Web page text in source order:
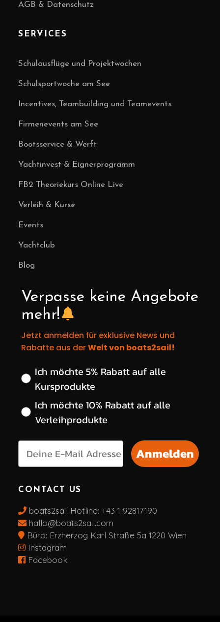
AGB & Datenschutz
SERVICES
Schulausflüge und Projektwochen
Schulsportwoche am See
Incentives, Teambuilding und Teamevents
Firmenevents am See
Bootsservice & Werft
Yachtinvest & Eignerprogramm
FB2 Theoriekurs Online Live
Verleih & Kurse
Events
Yachtclub
Blog
Verpasse keine Angebote
mehr!
Jetzt anmelden für exklusive News und
Rabatte aus derWelt von boats2sail!
Wähle deinen gewünschten Rabatt
Ich möchte 5% Rabatt auf alle
Kursprodukte
Ich möchte 10% Rabatt auf alle
Verleihprodukte
Anmelden
CONTACT US
boats2sail Hotline: +43 1 92817190
hallo@boats2sail.com
Büro: Erzherzog Karl Straße 5a 1220 Wien
Instagram
Facebook